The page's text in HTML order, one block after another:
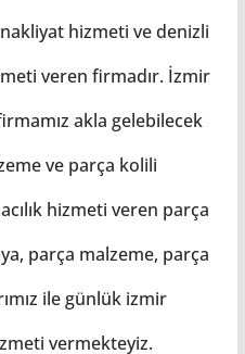
hizmeti ve denizli
veren firmadır. İzmir
akla gelebilecek
ve parça kolili
hizmeti veren parça
parça malzeme, parça
ile günlük izmir
vermekteyiz.